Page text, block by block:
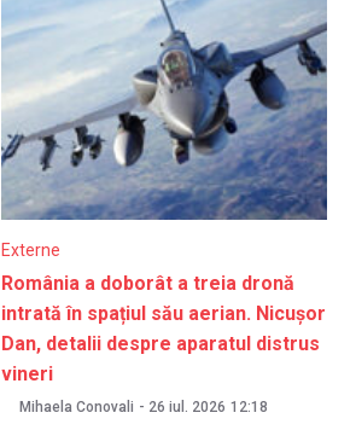
Externe
România a doborât a treia dronă
intrată în spațiul său aerian. Nicușor
Dan, detalii despre aparatul distrus
vineri
Mihaela Conovali - 26 iul. 2026 12:18